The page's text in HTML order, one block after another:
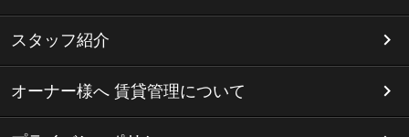
スタッフ紹介
オーナー様へ 賃貸管理について